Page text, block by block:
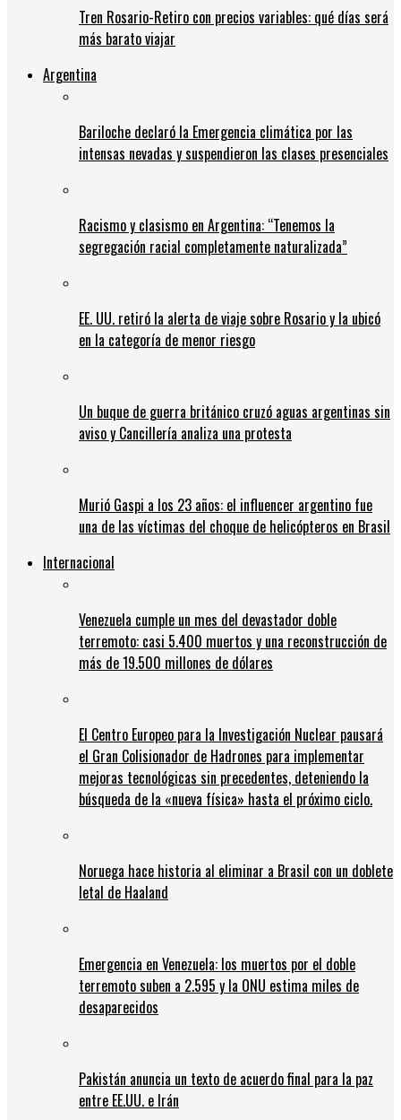
Tren Rosario-Retiro con precios variables: qué días será
más barato viajar
Argentina
Bariloche declaró la Emergencia climática por las
intensas nevadas y suspendieron las clases presenciales
Racismo y clasismo en Argentina: “Tenemos la
segregación racial completamente naturalizada”
EE. UU. retiró la alerta de viaje sobre Rosario y la ubicó
en la categoría de menor riesgo
Un buque de guerra británico cruzó aguas argentinas sin
aviso y Cancillería analiza una protesta
Murió Gaspi a los 23 años: el influencer argentino fue
una de las víctimas del choque de helicópteros en Brasil
Internacional
Venezuela cumple un mes del devastador doble
terremoto: casi 5.400 muertos y una reconstrucción de
más de 19.500 millones de dólares
El Centro Europeo para la Investigación Nuclear pausará
el Gran Colisionador de Hadrones para implementar
mejoras tecnológicas sin precedentes, deteniendo la
búsqueda de la «nueva física» hasta el próximo ciclo.
Noruega hace historia al eliminar a Brasil con un doblete
letal de Haaland
Emergencia en Venezuela: los muertos por el doble
terremoto suben a 2.595 y la ONU estima miles de
desaparecidos
Pakistán anuncia un texto de acuerdo final para la paz
entre EE.UU. e Irán